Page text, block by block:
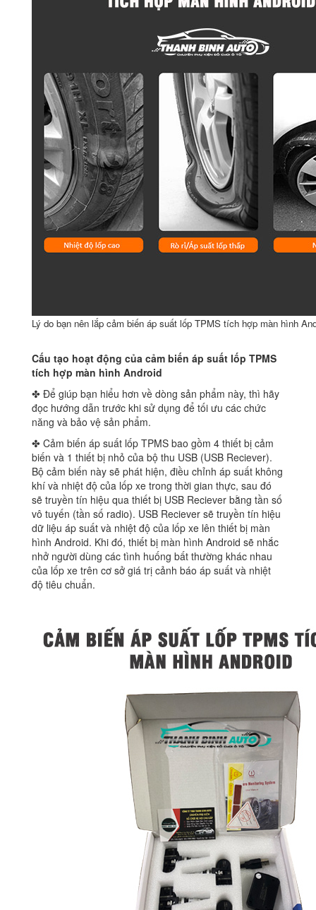
Lý do bạn nên lắp cảm biến áp suất lốp TPMS tích hợp màn hình
Cấu tạo hoạt động của cảm biến áp suất lốp TPMS
tích hợp màn hình Android
✤ Để giúp bạn hiểu hơn về dòng sản phẩm này, thì hãy
đọc hướng dẫn trước khi sử dụng để tối ưu các chức
năng và bảo vệ sản phẩm.
✤ Cảm biến áp suất lốp TPMS bao gồm 4 thiết bị cảm
biến và 1 thiết bị nhỏ của bộ thu USB (USB Reciever).
Bộ cảm biến này sẽ phát hiện, điều chỉnh áp suất không
khí và nhiệt độ của lốp xe trong thời gian thực, sau đó
sẽ truyền tín hiệu qua thiết bị USB Reciever bằng tần số
vô tuyến (tần số radio). USB Reciever sẽ truyền tín hiệu
dữ liệu áp suất và nhiệt độ của lốp xe lên thiết bị màn
hình Android. Khi đó, thiết bị màn hình Android sẽ nhắc
nhở người dùng các tình huống bất thường khác nhau
của lốp xe trên cơ sở giá trị cảnh báo áp suất và nhiệt
độ tiêu chuẩn.